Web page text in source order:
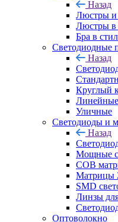
Назад
Люстры и
Люстры в
Бра в
Светодиодные
Назад
Круглый
Уличные
Светодиоды и
Назад
Мощные
COB
Матрицы
SMD
Линзы
Оптоволокно